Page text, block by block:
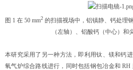
图 1 在 50 mm2 的扫描视场中，铝镇静、钙处理
（左轴）、铝酸钙（中心）和
本研究采用了另一种方法，即利用钛、镁和钙
氧气炉综合路线进行，同时包括钢包冶金和